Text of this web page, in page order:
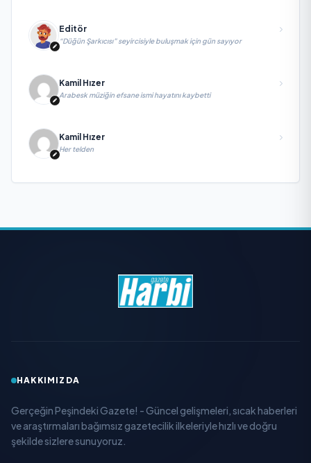
Editör
“Düğün Şarkıcısı” seyircisiyle buluşmak için gün sayıyor
Kamil Hızer
Arabesk müziğin efsane ismi hayatını kaybetti
Kamil Hızer
Her telden
HAKKIMIZDA
Gerçeğin Peşindeki Gazete! - Güncel gelişmeleri, sıcak haberleri
ve araştırmaları bağımsız gazetecilik ilkeleriyle hızlı ve doğru
şekilde sizlere sunuyoruz.